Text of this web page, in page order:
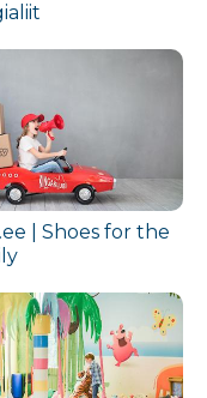
| Shoes for the